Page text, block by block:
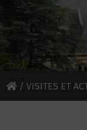
/ VISITES ET